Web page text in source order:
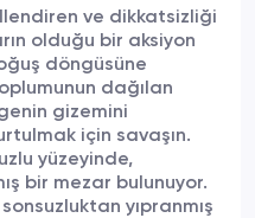
ve dikkatsizliği
olduğu bir aksiyon
döngüsüne
dağılan
gizemini
için savaşın.
yüzeyinde,
bir mezar bulunuyor.
yıpranmış